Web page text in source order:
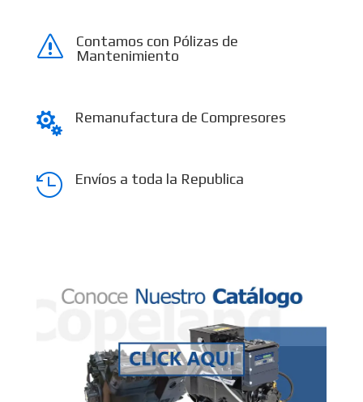
s
Contamos con Pólizas de
Mantenimiento
 Remanufactura de Compresores
 Envíos a toda la Republica